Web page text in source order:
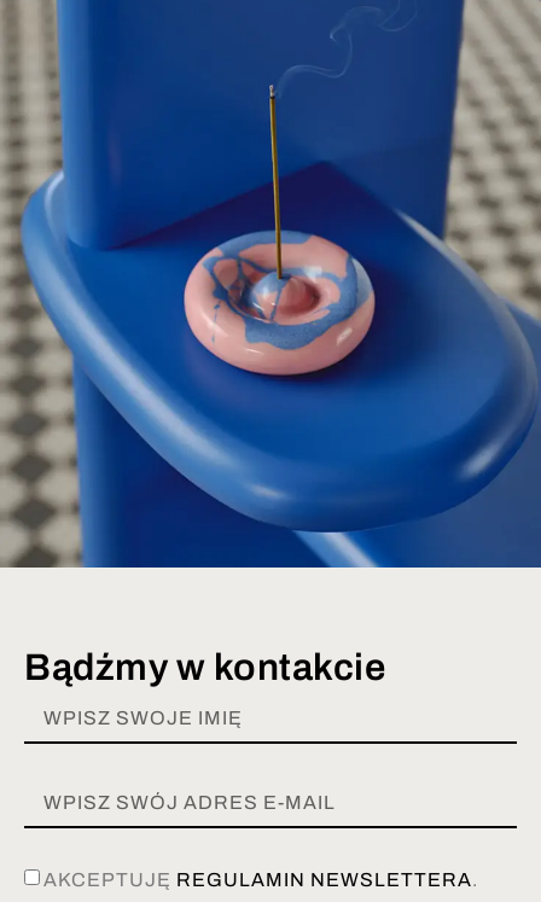
Bądźmy w kontakcie
AKCEPTUJĘ REGULAMIN NEWSLETTERA